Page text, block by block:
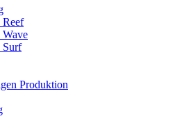
Surf
Produktion